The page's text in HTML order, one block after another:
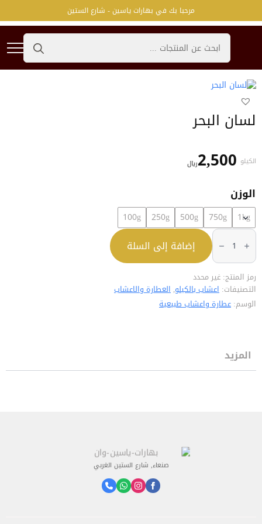
مرحبا بك في بهارات ياسين - شارع الستين
Search
for:
لسان البحر
الكيلو 2,500﷼
الوزن
1kg
750g
500g
250g
100g
كمية
البحر إضافة إلى السلة
رمز المنتج: غير محدد
التصنيفات: اعشاب بالكيلو, العطارة والاعشاب
الوسم: عطارة واعشاب طبيعية
المزيد
صنعاء, شارع الستين الغربي